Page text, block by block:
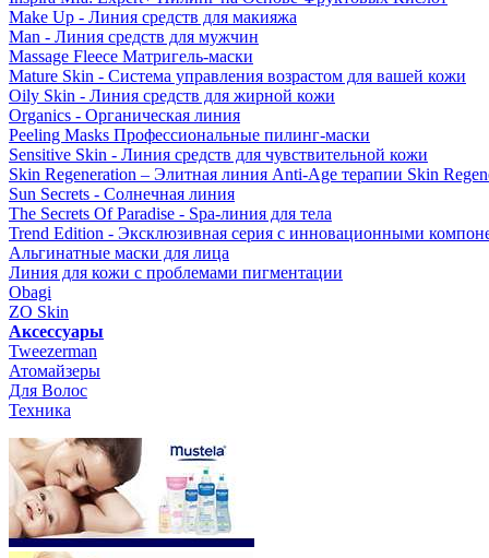
Make Up - Линия средств для макияжа
Man - Линия средств для мужчин
Massage Fleece Матригель-маски
Mature Skin - Система управления возрастом для вашей кожи
Oily Skin - Линия средств для жирной кожи
Organics - Органическая линия
Peeling Masks Профессиональные пилинг-маски
Sensitive Skin - Линия средств для чувствительной кожи
Skin Regeneration – Элитная линия Anti-Age терапии Skin
Sun Secrets - Солнечная линия
The Secrets Of Paradise - Spa-линия для тела
Trend Edition - Эксклюзивная серия с инновационными
Альгинатные маски для лица
Линия для кожи с проблемами пигментации
Obagi
ZO Skin
Aксессуары
Tweezerman
Атомайзеры
Для Волос
Техника